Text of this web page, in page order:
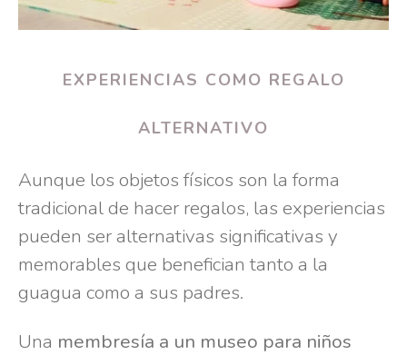
EXPERIENCIAS COMO REGALO
ALTERNATIVO
Aunque los objetos físicos son la forma
tradicional de hacer regalos, las experiencias
pueden ser alternativas significativas y
memorables que benefician tanto a la
guagua como a sus padres.
Una membresía a un museo para niños